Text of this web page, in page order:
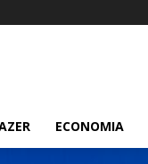
ECONOMIA